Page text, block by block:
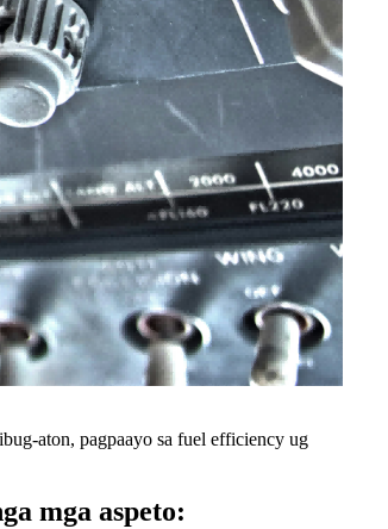
aton, pagpaayo sa fuel efficiency ug
mga aspeto: